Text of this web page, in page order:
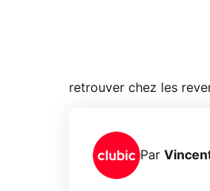
retrouver chez les
Par